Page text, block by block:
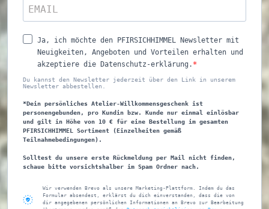
Ja, ich möchte den PFIRSICHHIMMEL Newsletter mit
Neuigkeiten, Angeboten und Vorteilen erhalten und
akzeptiere die Datenschutz-erklärung.
Du kannst den Newsletter jederzeit über den Link in unserem
Newsletter abbestellen.
*Dein persönliches Atelier-Willkommensgeschenk ist
personengebunden, pro Kundin bzw. Kunde nur einmal einlösbar
und gilt in Höhe von 10 € für eine Bestellung im gesamten
PFIRSICHHIMMEL Sortiment (Einzelheiten gemäß
Teilnahmebedingungen).
Solltest du unsere erste Rückmeldung per Mail nicht finden,
schaue bitte vorsichtshalber im Spam Ordner nach.
Wir verwenden Brevo als unsere Marketing-Plattform. Indem du das
Formular absendest, erklärst du dich einverstanden, dass die von
dir angegebenen persönlichen Informationen an Brevo zur Bearbeitung